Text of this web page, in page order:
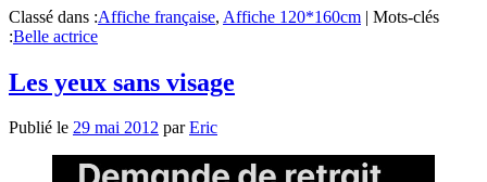
Classé dans :Affiche française, Affiche 120*160cm | Mots-clés
:Belle actrice
Les yeux sans visage
Publié le 29 mai 2012 parEric